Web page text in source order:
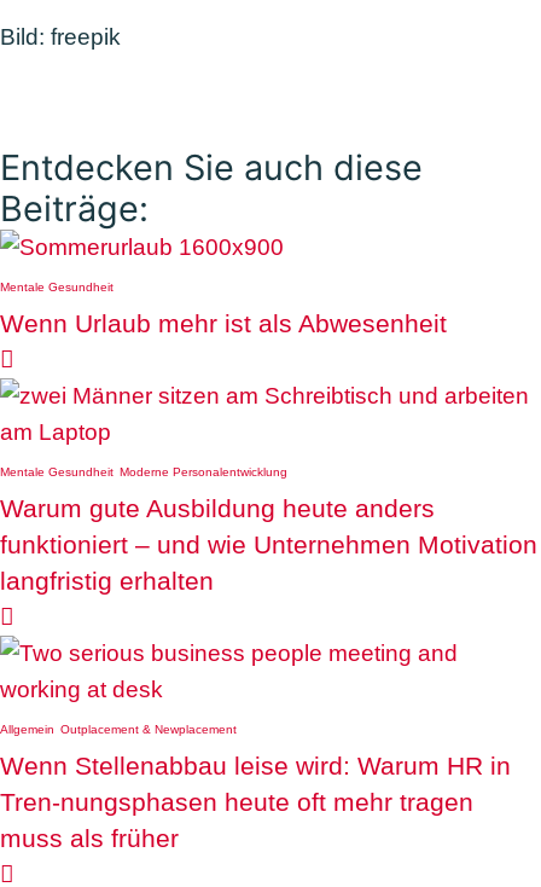
Bild: freepik
Entdecken Sie auch diese
Beiträge:
Mentale Gesundheit
Wenn Urlaub mehr ist als Abwesenheit

Mentale Gesundheit Moderne Personalentwicklung
Warum gute Ausbildung heute anders
funktioniert – und wie Unternehmen Motivation
langfristig erhalten

Allgemein Outplacement & Newplacement
Wenn Stellenabbau leise wird: Warum HR in
Tren-nungsphasen heute oft mehr tragen
muss als früher
